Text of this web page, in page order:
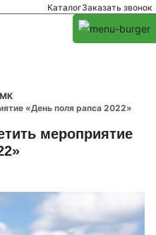
КаталогЗаказать звонок
«День поля рапса 2022»
мероприятие